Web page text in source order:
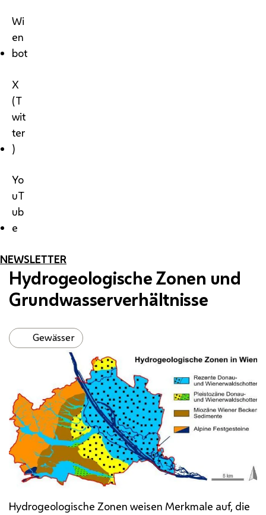
Wi
en
bot
X
(T
wit
ter
)
Yo
uT
ub
e
NEWSLETTER
Hydrogeologische Zonen und
Grundwasserverhältnisse
Gewässer
Hydrogeologische Zonen weisen Merkmale auf, die